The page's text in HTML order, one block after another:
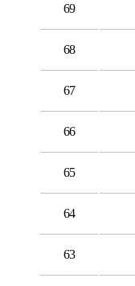
69
68
67
66
65
64
63